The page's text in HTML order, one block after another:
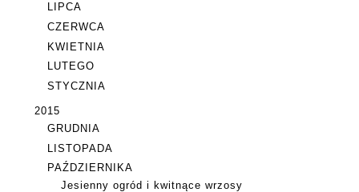
LIPCA
CZERWCA
KWIETNIA
LUTEGO
STYCZNIA
2015
GRUDNIA
LISTOPADA
PAŹDZIERNIKA
Jesienny ogród i kwitnące wrzosy